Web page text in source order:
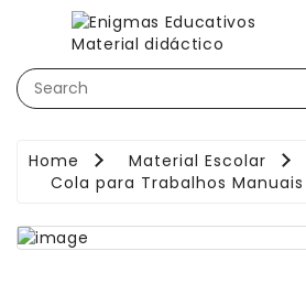
Categorias
Festas–
Material
Home Material Escolar
Cola para Trabalhos Manuais